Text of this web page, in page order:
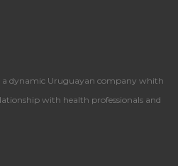
a dynamic Uruguayan company whith
with health professionals and